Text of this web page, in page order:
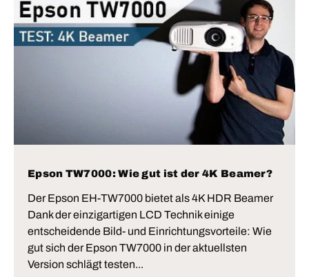
Epson TW7000: Wie gut ist der 4K Beamer?
Der Epson EH-TW7000 bietet als 4K HDR Beamer
Dank der einzigartigen LCD Technik einige
entscheidende Bild- und Einrichtungsvorteile: Wie
gut sich der Epson TW7000 in der aktuellsten
Version schlägt testen...